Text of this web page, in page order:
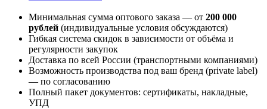
Минимальная сумма оптового заказа — от 200 000
рублей (индивидуальные условия обсуждаются)
Гибкая система скидок в зависимости от объёма и
регулярности закупок
Доставка по всей России (транспортными компаниями)
Возможность производства под ваш бренд (private label)
— по согласованию
Полный пакет документов: сертификаты, накладные,
УПД